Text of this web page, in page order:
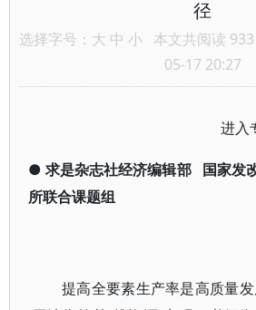
径
选择字号： 大 中 小 本文共阅读
05-17 20:27
进入
●求是杂志社经济编辑部
国家发
所联合课题组
提高全要素生产率是高质量